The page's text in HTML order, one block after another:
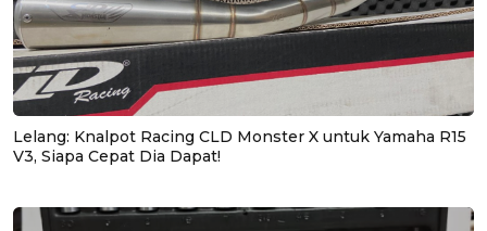
Lelang: Knalpot Racing CLD Monster X untuk Yamaha R15
V3, Siapa Cepat Dia Dapat!